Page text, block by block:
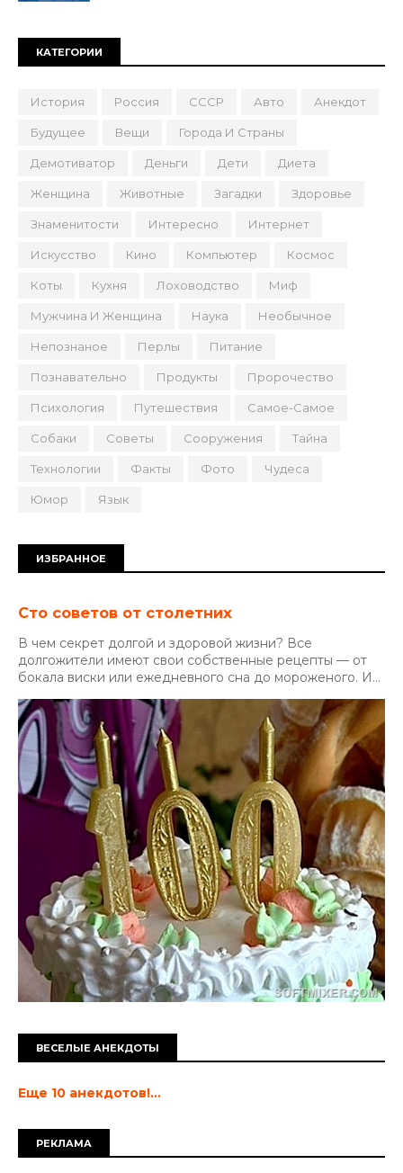
КАТЕГОРИИ
История Россия СССР Авто Анекдот
Будущее Вещи Города И Страны
Демотиватор Деньги Дети Диета
Женщина Животные Загадки Здоровье
Знаменитости Интересно Интернет
Искусство Кино Компьютер Космос
Коты Кухня Лоховодство Миф
Мужчина И Женщина Наука Необычное
Непознаное Перлы Питание
Познавательно Продукты Пророчество
Психология Путешествия Самое-Самое
Собаки Советы Сооружения Тайна
Технологии Факты Фото Чудеса
Юмор Язык
ИЗБРАННОЕ
Сто советов от столетних
В чем секрет долгой и здоровой жизни? Все
долгожители имеют свои собственные рецепты — от
бокала виски или ежедневного сна до мороженого. И...
ВЕСЕЛЫЕ АНЕКДОТЫ
Еще 10 анекдотов!...
РЕКЛАМА